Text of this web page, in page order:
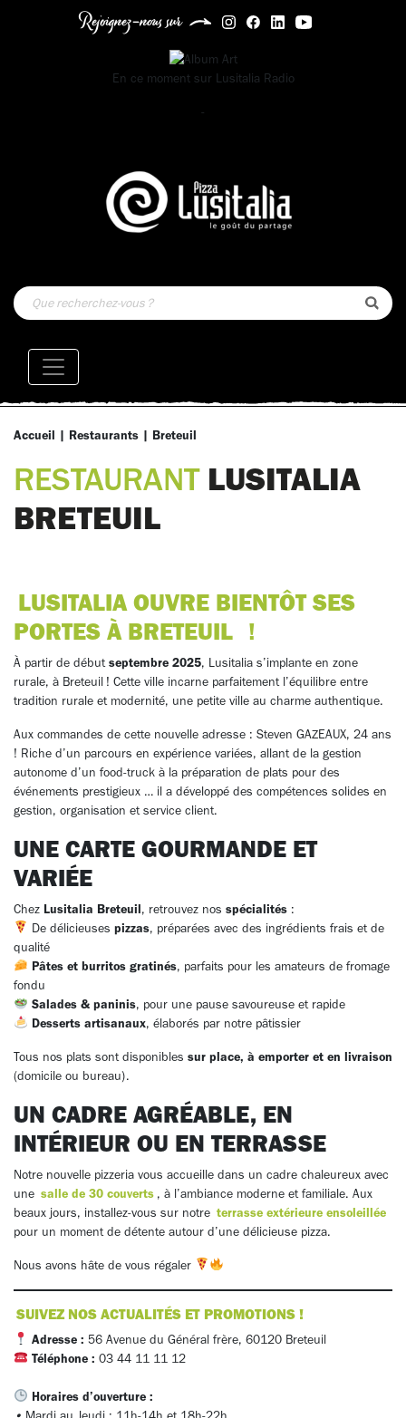
Rejoignez-nous sur
En ce moment sur Lusitalia Radio
-
Accueil | Restaurants | Breteuil
RESTAURANTLUSITALIA
BRETEUIL
LUSITALIA OUVRE BIENTÔT SES
PORTES À BRETEUIL !
À partir de débutseptembre 2025, Lusitalia s’implante en zone
rurale, à Breteuil ! Cette ville incarne parfaitement l’équilibre entre
tradition rurale et modernité, une petite ville au charme authentique.
Aux commandes de cette nouvelle adresse : Steven GAZEAUX, 24 ans
! Riche d’un parcours en expérience variées, allant de la gestion
autonome d’un food-truck à la préparation de plats pour des
événements prestigieux … il a développé des compétences solides en
gestion, organisation et service client.
UNE CARTE GOURMANDE ET
VARIÉE
Chez Lusitalia Breteuil, retrouvez nos spécialités :
De délicieuses pizzas, préparées avec des ingrédients frais et de
qualité
Pâtes et burritos gratinés, parfaits pour les amateurs de fromage
fondu
Salades & paninis, pour une pause savoureuse et rapide
Desserts artisanaux, élaborés par notre pâtissier
Tous nos plats sont disponibles sur place, à emporter et en livraison
(domicile ou bureau).
UN CADRE AGRÉABLE, EN
INTÉRIEUR OU EN TERRASSE
Notre nouvelle pizzeria vous accueille dans un cadre chaleureux avec
une salle de 30 couverts , à l’ambiance moderne et familiale. Aux
beaux jours, installez-vous sur notre terrasse extérieure ensoleillée
pour un moment de détente autour d’une délicieuse pizza.
Nous avons hâte de vous régaler
SUIVEZ NOS ACTUALITÉS ET PROMOTIONS !
Adresse : 56 Avenue du Général frère, 60120 Breteuil
Téléphone : 03 44 11 11 12
Horaires d’ouverture :